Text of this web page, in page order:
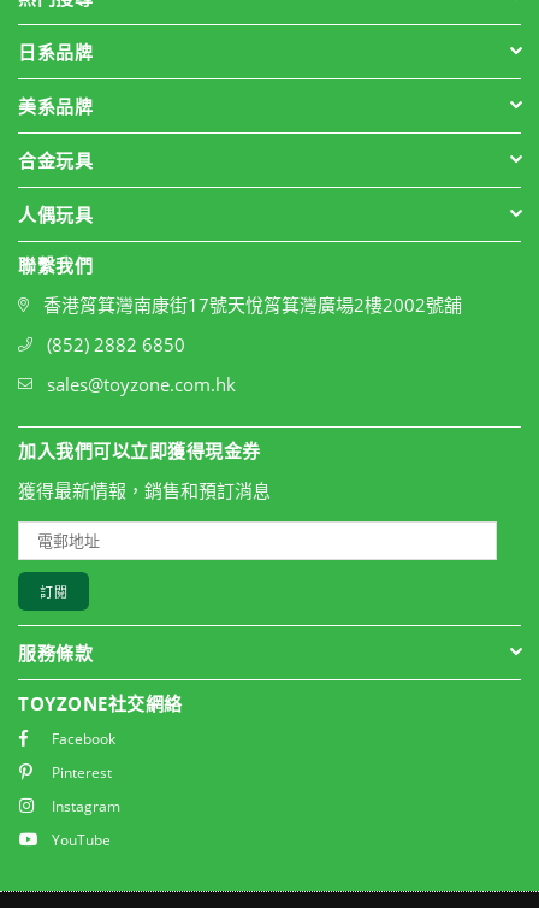
日系品牌
美系品牌
合金玩具
人偶玩具
聯繫我們
香港筲箕灣南康街17號天悅筲箕灣廣場2樓2002號舖
(852) 2882 6850
sales@toyzone.com.hk
加入我們可以立即獲得現金券
獲得最新情報，銷售和預訂消息
訂閱
服務條款
TOYZONE社交網絡
Facebook
Pinterest
Instagram
YouTube